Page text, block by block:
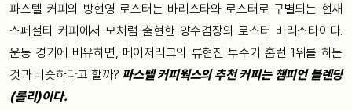
파스텔 커피의 방현영 로스터는 바리스타와 로스터로 구별되는 현재
스페셜티 커피에서 모처럼 출현한 양수겸장의 로스터 바리스타이다.
운동 경기에 비유하면, 메이저리그의 류현진 투수가 홈런 1위를 하는
것과 비슷하다고 할까? 파스텔 커피웍스의 추천 커피는 챔피언 블렌딩
(롤리)이다.